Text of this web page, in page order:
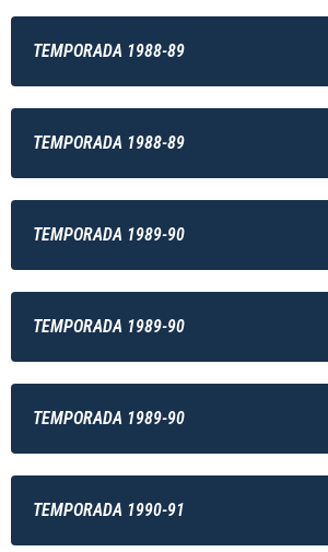
TEMPORADA 1988-89
TEMPORADA 1988-89
TEMPORADA 1989-90
TEMPORADA 1989-90
TEMPORADA 1989-90
TEMPORADA 1990-91